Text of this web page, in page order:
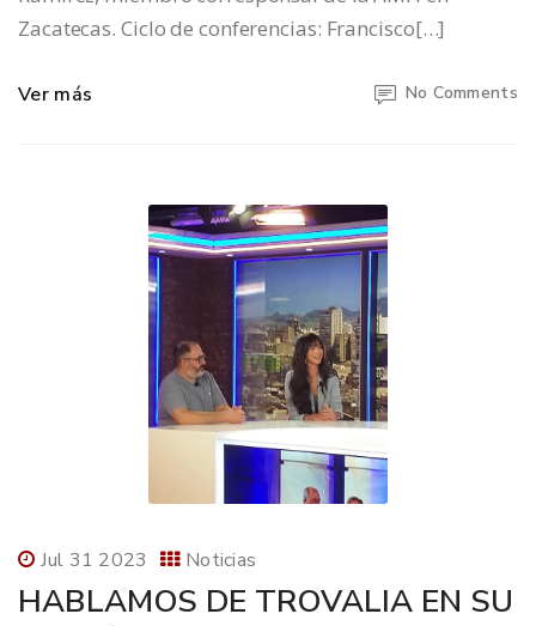
Zacatecas. Ciclo de conferencias: Francisco[…]
Ver más No Comments
Jul 31 2023 Noticias
HABLAMOS DE TROVALIA EN SU